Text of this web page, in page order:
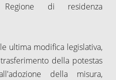
di residenza
ultima modifica legislativa,
della potestas
della misura,